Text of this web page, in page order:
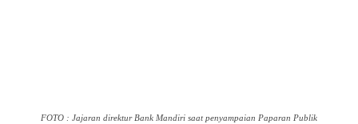
FOTO : Jajaran direktur Bank Mandiri saat penyampaian Paparan Publik